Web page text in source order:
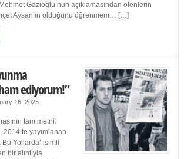
Gazioğlu’nun açıklamasından ölenlerin
Aysan’ın olduğunu öğrenmem… […]
ediyorum!”
16, 2025
tam metni:
yayımlanan
Yollarda’ isimli
bir alıntıyla